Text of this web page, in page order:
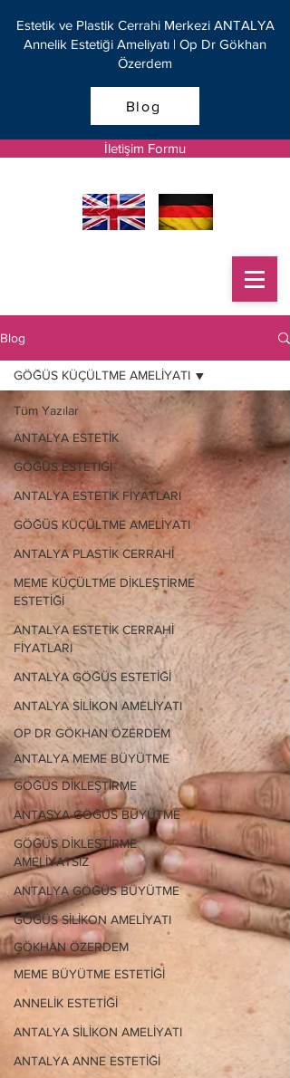
İletişim Formu
Estetik ve Plastik Cerrahi Merkezi ANTALYA
Annelik Estetiği Ameliyatı | Op Dr Gökhan
Özerdem
Blog
Blog
Tüm Yazılar
ANTALYA ESTETİK
GÖĞÜS ESTETİĞİ
ANTALYA ESTETİK FİYATLARI
GÖĞÜS KÜÇÜLTME AMELİYATI
ANTALYA PLASTİK CERRAHİ
MEME KÜÇÜLTME DİKLEŞTİRME
ESTETİĞİ
ANTALYA ESTETİK CERRAHİ
FİYATLARI
ANTALYA GÖĞÜS ESTETİĞİ
ANTALYA SİLİKON AMELİYATI
OP DR GÖKHAN ÖZERDEM
ANTALYA MEME BÜYÜTME
GÖĞÜS DİKLEŞTİRME
ANTAŞYA GÖĞÜS BÜYÜTME
GÖĞÜS DİKLEŞTİRME
AMELİYATSIZ
ANTALYA GÖĞÜS BÜYÜTME
GÖĞÜS SİLİKON AMELİYATI
GÖKHAN ÖZERDEM
MEME BÜYÜTME ESTETİĞİ
ANNELİK ESTETİĞİ
ANTALYA SİLİKON AMELİYATI
ANTALYA ANNE ESTETİĞİ
GÖĞÜS KÜÇÜLTME AMELİYATI